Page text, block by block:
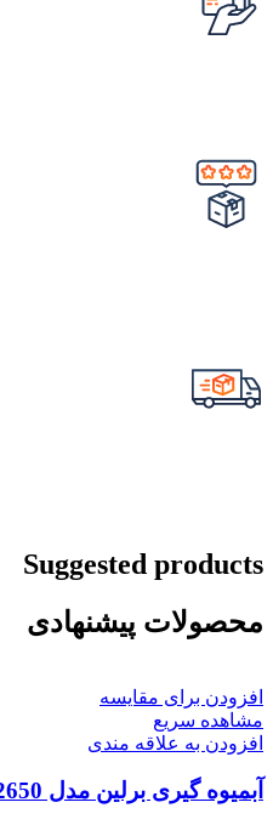
Suggested products
محصولات پیشنهادی
افزودن برای مقایسه
مشاهده سریع
افزودن به علاقه مندی
آبمیوه گیری برلین مدل 2650